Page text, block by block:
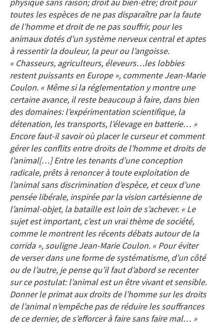
physique sans raison; droit au bien-être; droit pour
toutes les espèces de ne pas disparaître par la faute
de l’homme et droit de ne pas souffrir, pour les
animaux dotés d’un système nerveux central et aptes
à ressentir la douleur, la peur ou l’angoisse.
« Chasseurs, agriculteurs, éleveurs…les lobbies
restent puissants en Europe », commente Jean-Marie
Coulon. « Même si la réglementation y montre une
certaine avance, il reste beaucoup à faire, dans bien
des domaines: l’expérimentation scientifique, la
détenation, les transports, l’élevage en batterie… »
Encore faut-il savoir où placer le curseur et comment
gérer les conflits entre droits de l’homme et droits de
l’animal[…] Entre les tenants d’une conception
radicale, prêts à renoncer à toute exploitation de
l’animal sans discrimination d’espèce, et ceux d’une
pensée libérale, inspirée par la vision cartésienne de
l’animal-objet, la bataille est loin de s’achever. « Le
sujet est important, c’est un vrai thème de société,
comme le montrent les récents débats autour de la
corrida », souligne Jean-Marie Coulon. « Pour éviter
de verser dans une forme de systématisme, d’un côté
ou de l’autre, je pense qu’il faut d’abord se recenter
sur ce postulat: l’animal est un être vivant et sensible.
Donner le primat aux droits de l’homme sur les droits
de l’animal n’empêche pas de réduire les souffrances
de ce dernier, de s’efforcer à faire sans faire mal… »